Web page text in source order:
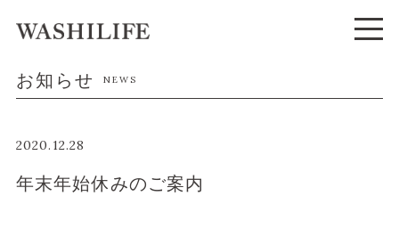
お知らせ NEWS
2020.12.28
年末年始休みのご案内